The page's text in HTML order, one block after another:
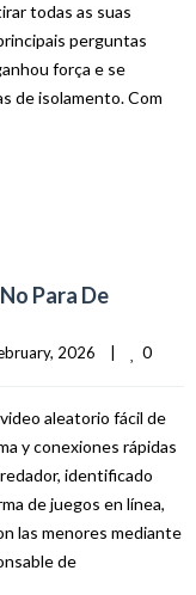
todas as suas
perguntas
força e se
de isolamento. Com
Para De
2026 0
aleatorio fácil de
y conexiones rápidas
identificado
de juegos en línea,
las menores mediante
de